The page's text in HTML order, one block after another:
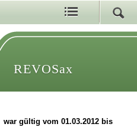
REVOSax
war gültig vom 01.03.2012 bis